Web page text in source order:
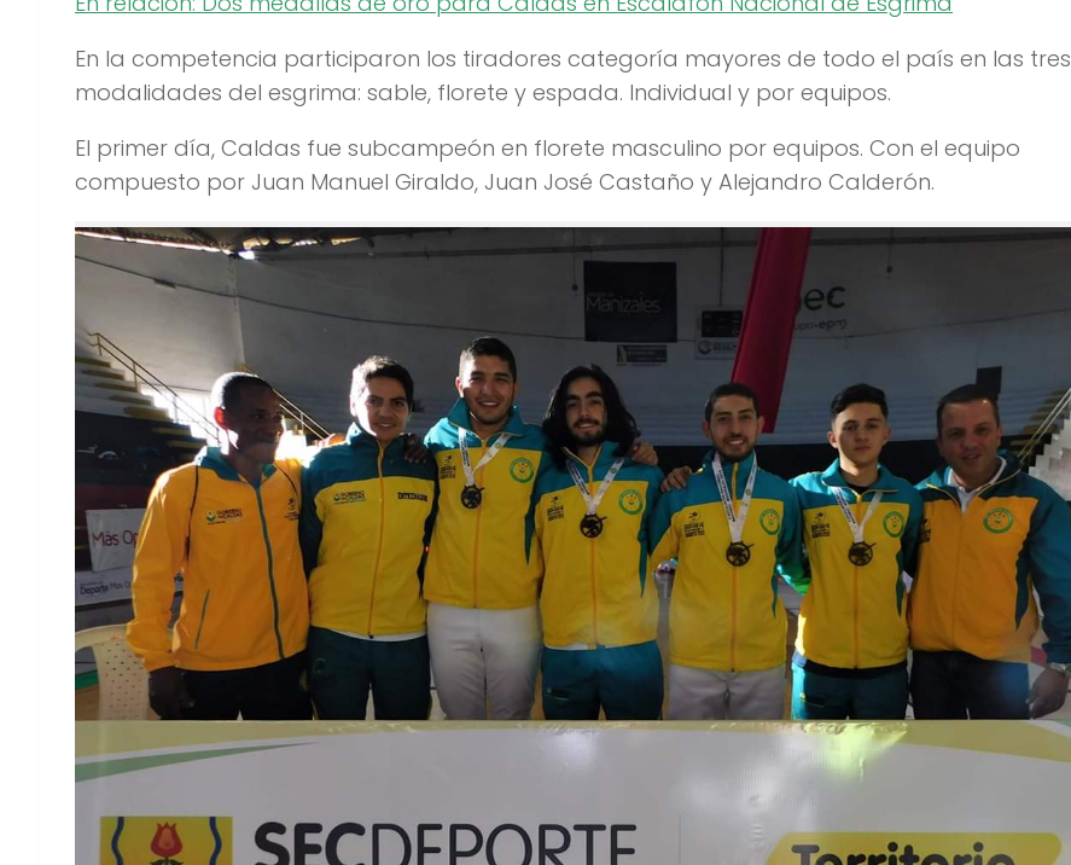
En la competencia participaron los tiradores categoría mayores de todo el país en las tres
modalidades del esgrima: sable, florete y espada. Individual y por equipos.
El primer día, Caldas fue subcampeón en florete masculino por equipos. Con el equipo
compuesto por Juan Manuel Giraldo, Juan José Castaño y Alejandro Calderón.